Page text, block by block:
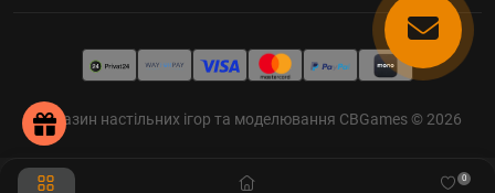
0
Магазин настільних ігор та моделювання CBGames © 2026